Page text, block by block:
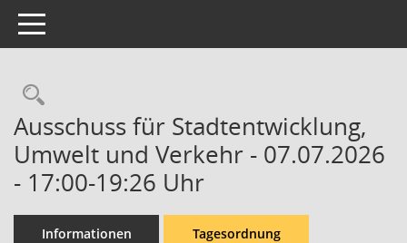
Toggle navigation
Rechercheauswahl
Ausschuss für Stadtentwicklung,
Umwelt und Verkehr - 07.07.2026
- 17:00-19:26 Uhr
Informationen Tagesordnung